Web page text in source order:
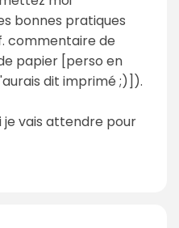
bonnes pratiques
commentaire de
papier [perso en
dit imprimé ;)]).
je vais attendre pour